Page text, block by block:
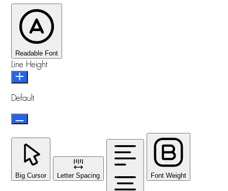
Readable Font
Line Height
Default
Big Cursor Letter Spacing Font Weight